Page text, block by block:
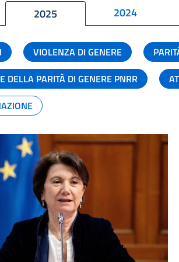
2025 2024
VIOLENZA DI GENERE
DELLA PARITÀ DI GENERE PNRR